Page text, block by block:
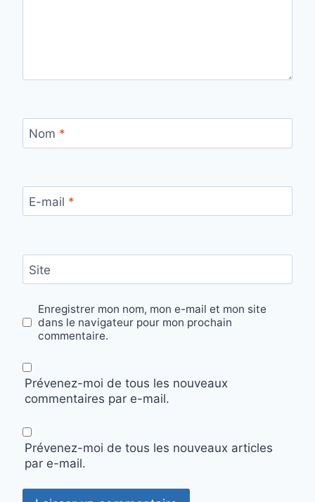
Nom *
E-mail *
Site
Enregistrer mon nom, mon e-mail et mon site
dans le navigateur pour mon prochain
commentaire.
Prévenez-moi de tous les nouveaux
commentaires par e-mail.
Prévenez-moi de tous les nouveaux articles
par e-mail.